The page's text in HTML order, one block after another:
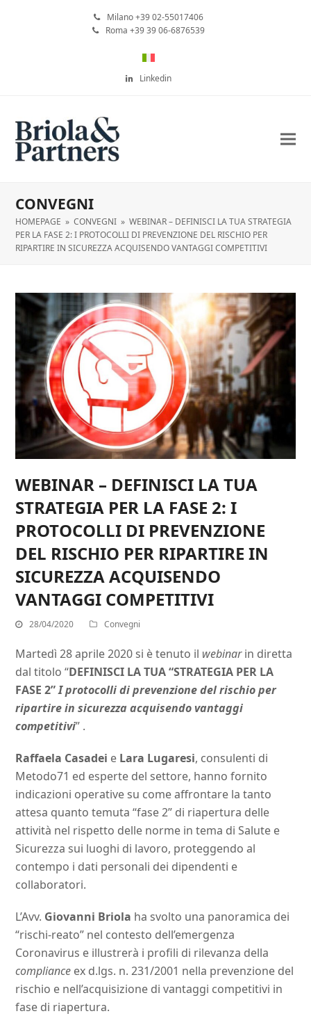
Milano +39 02-55017406
Roma +39 39 06-6876539
Linkedin
CONVEGNI
HOMEPAGE » CONVEGNI » WEBINAR – DEFINISCI LA TUA STRATEGIA
PER LA FASE 2: I PROTOCOLLI DI PREVENZIONE DEL RISCHIO PER
RIPARTIRE IN SICUREZZA ACQUISENDO VANTAGGI COMPETITIVI
WEBINAR – DEFINISCI LA TUA
STRATEGIA PER LA FASE 2: I
PROTOCOLLI DI PREVENZIONE
DEL RISCHIO PER RIPARTIRE IN
SICUREZZA ACQUISENDO
VANTAGGI COMPETITIVI
28/04/2020 Convegni
Martedì 28 aprile 2020 si è tenuto il webinarin diretta
dal titolo “DEFINISCI LA TUA “STRATEGIA PER LA
FASE 2”I protocolli di prevenzione del rischio per
ripartire in sicurezza acquisendo vantaggi
competitivi” .
Raffaela Casadei e Lara Lugaresi, consulenti di
Metodo71 ed esperte del settore, hanno fornito
indicazioni operative su come affrontare la tanto
attesa quanto temuta “fase 2” di riapertura delle
attività nel rispetto delle norme in tema di Salute e
Sicurezza sui luoghi di lavoro, proteggendo al
contempo i dati personali dei dipendenti e
collaboratori.
L’Avv. Giovanni Briola ha svolto una panoramica dei
“rischi-reato” nel contesto dell’emergenza
Coronavirus e illustrerà i profili di rilevanza della
compliance ex d.lgs. n. 231/2001 nella prevenzione del
rischio e nell’acquisizione di vantaggi competitivi in
fase di riapertura.